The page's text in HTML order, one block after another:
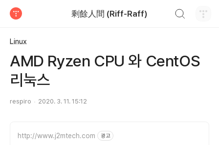
剩餘人間 (Riff-Raff)
Linux
AMD Ryzen CPU 와 CentOS
리눅스
respiro 2020. 3. 11. 15:12
http://www.j2mtech.com 광고